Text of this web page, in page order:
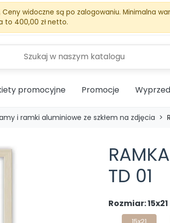
widoczne są po zalogowaniu. Minimalna
to 400,00 zł netto.
promocyjne Promocje
i ramki aluminiowe ze szkłem na zdjęcia
TD 01
Rozmiar: 15x21